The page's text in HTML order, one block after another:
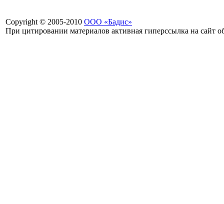
Copyright © 2005-2010 ООО «Бадис»
При цитировании материалов активная гиперссылка на сайт